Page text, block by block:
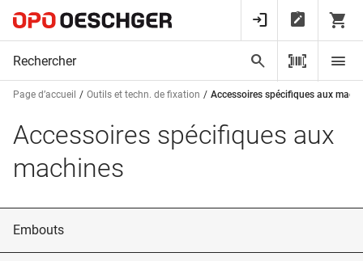
Page d’accueil Outils et techn. de fixation Accessoires spécifiques aux
Accessoires spécifiques aux
machines
Embouts